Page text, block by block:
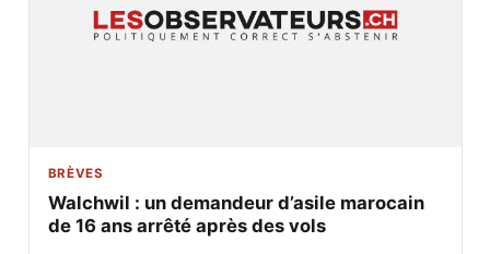
BRÈVES
Walchwil : un demandeur d’asile marocain
de 16 ans arrêté après des vols